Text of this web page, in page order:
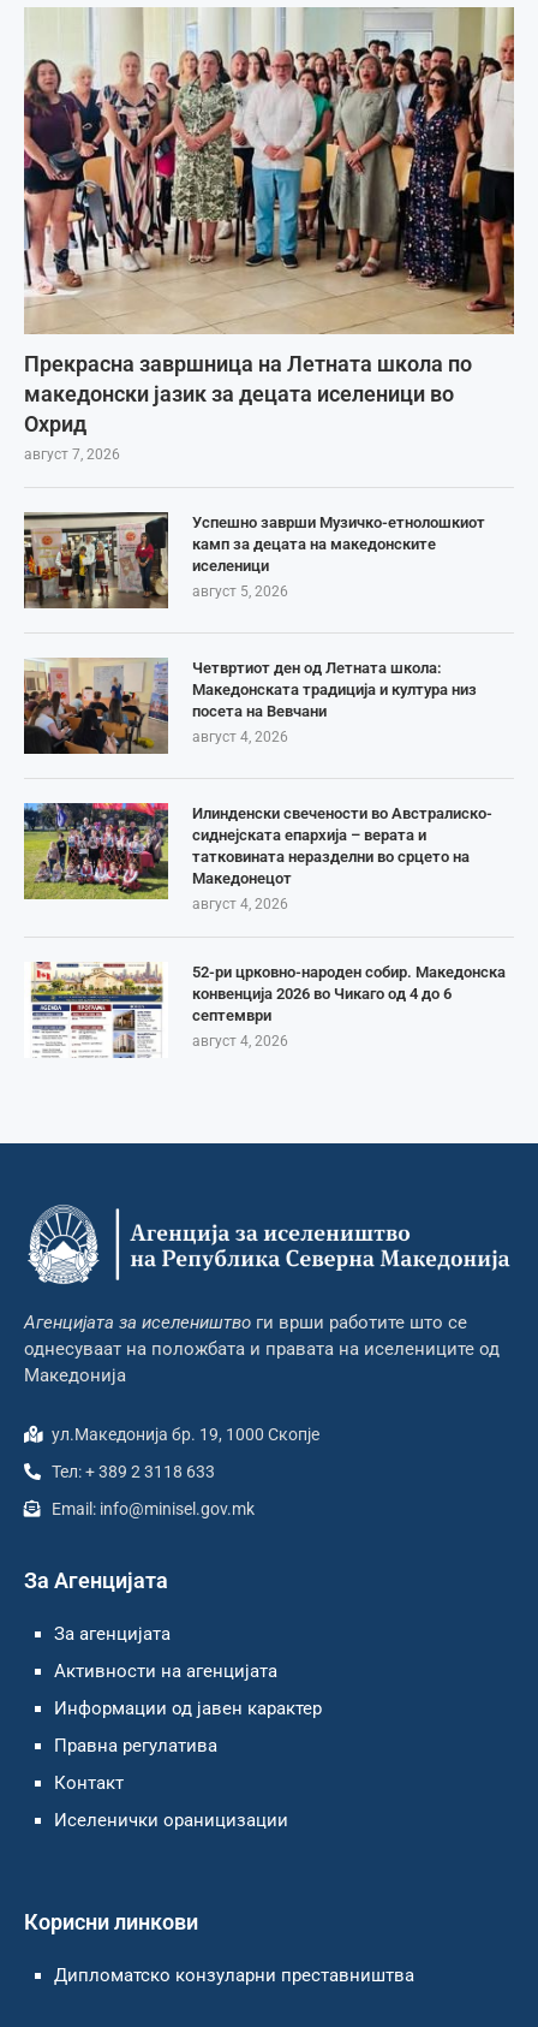
Прекрасна завршница на Летната школа по
македонски јазик за децата иселеници во
Охрид
август 7, 2026
Успешно заврши Музичко-етнолошкиот
камп за децата на македонските
иселеници
август 5, 2026
Четвртиот ден од Летната школа:
Македонската традиција и култура низ
посета на Вевчани
август 4, 2026
Илинденски свечености во Австралиско-
сиднејската епархија – верата и
татковината неразделни во срцето на
Македонецот
август 4, 2026
52-ри црковно-народен собир. Македонска
конвенција 2026 во Чикаго од 4 до 6
септември
август 4, 2026
Агенцијата за иселеништво ги врши работите што се
однесуваат на положбата и правата на иселениците од
Македонија
ул.Македонија бр. 19, 1000 Скопје
Тел: + 389 2 3118 633
Email: info@minisel.gov.mk
За Агенцијата
За агенцијата
Активности на агенцијата
Информации од јавен карактер
Правна регулатива
Контакт
Иселенички ораницизации
Корисни линкови
Дипломатско конзуларни преставништва